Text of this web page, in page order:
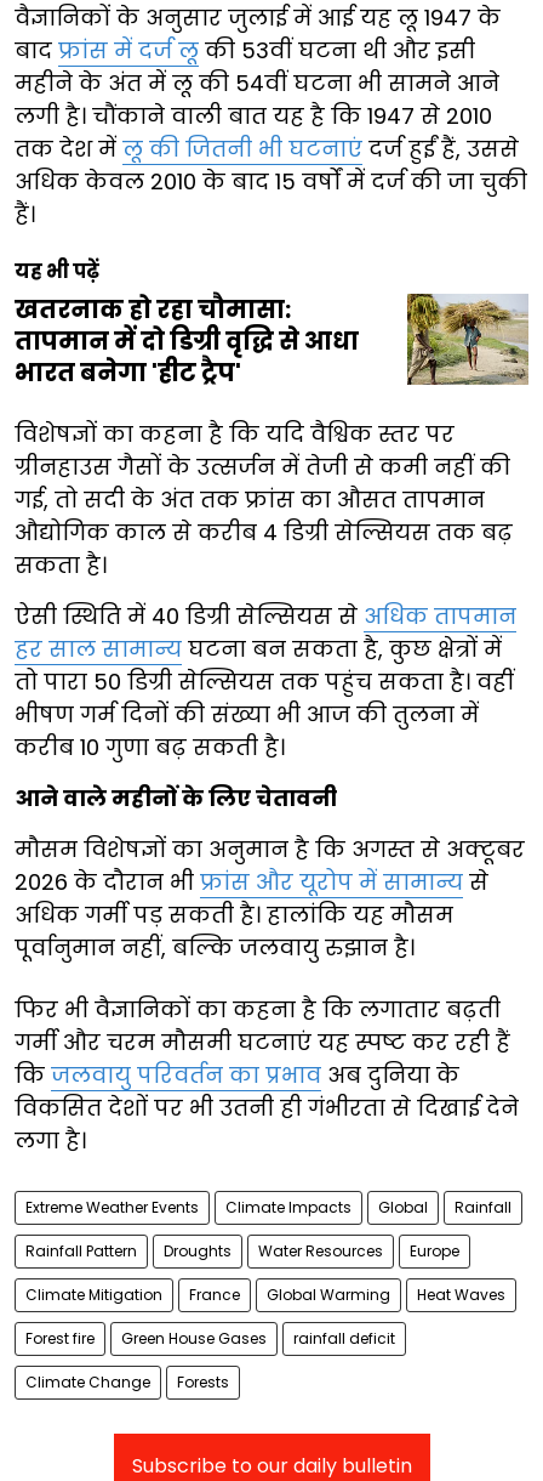
वैज्ञानिकों के अनुसार जुलाई में आई यह लू 1947 के
बाद फ्रांस में दर्ज लू की 53वीं घटना थी और इसी
महीने के अंत में लू की 54वीं घटना भी सामने आने
लगी है। चौंकाने वाली बात यह है कि 1947 से 2010
तक देश में लू की जितनी भी घटनाएं दर्ज हुईं हैं, उससे
अधिक केवल 2010 के बाद 15 वर्षों में दर्ज की जा चुकी
हैं।
यह भी पढ़ें
खतरनाक हो रहा चौमासा:
तापमान में दो डिग्री वृद्धि से आधा
भारत बनेगा 'हीट ट्रैप'
विशेषज्ञों का कहना है कि यदि वैश्विक स्तर पर
ग्रीनहाउस गैसों के उत्सर्जन में तेजी से कमी नहीं की
गई, तो सदी के अंत तक फ्रांस का औसत तापमान
औद्योगिक काल से करीब 4 डिग्री सेल्सियस तक बढ़
सकता है।
ऐसी स्थिति में 40 डिग्री सेल्सियस से अधिक तापमान
हर साल सामान्य घटना बन सकता है, कुछ क्षेत्रों में
तो पारा 50 डिग्री सेल्सियस तक पहुंच सकता है। वहीं
भीषण गर्म दिनों की संख्या भी आज की तुलना में
करीब 10 गुणा बढ़ सकती है।
आने वाले महीनों के लिए चेतावनी
मौसम विशेषज्ञों का अनुमान है कि अगस्त से अक्टूबर
2026 के दौरान भी फ्रांस और यूरोप में सामान्य से
अधिक गर्मी पड़ सकती है। हालांकि यह मौसम
पूर्वानुमान नहीं, बल्कि जलवायु रुझान है।
फिर भी वैज्ञानिकों का कहना है कि लगातार बढ़ती
गर्मी और चरम मौसमी घटनाएं यह स्पष्ट कर रही हैं
कि जलवायु परिवर्तन का प्रभाव अब दुनिया के
विकसित देशों पर भी उतनी ही गंभीरता से दिखाई देने
लगा है।
Extreme Weather Events Climate Impacts Global Rainfall
Rainfall Pattern Droughts Water Resources Europe
Climate Mitigation France Global Warming Heat Waves
Forest fire Green House Gases rainfall deficit
Climate Change Forests
Subscribe to our daily bulletin